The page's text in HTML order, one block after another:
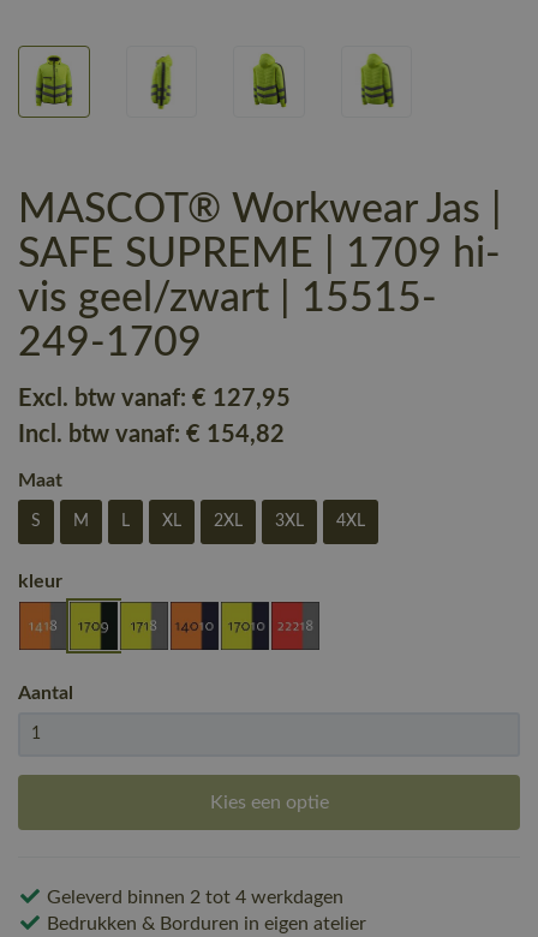
MASCOT® Workwear Jas |
SAFE SUPREME | 1709 hi-
vis geel/zwart | 15515-
249-1709
Excl. btw vanaf: € 127,95
Incl. btw vanaf: € 154,82
Maat
S M L XL 2XL 3XL 4XL
kleur
Aantal
Kies een optie
Geleverd binnen 2 tot 4 werkdagen
Bedrukken & Borduren in eigen atelier